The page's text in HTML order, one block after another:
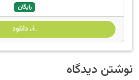
رایگان
دانلود
نوشتن دیدگاه